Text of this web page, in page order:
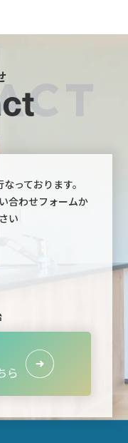
っております。
合わせフォームか
い
ら